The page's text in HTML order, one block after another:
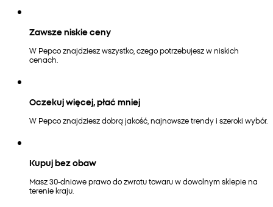
Zawsze niskie ceny
W Pepco znajdziesz wszystko, czego potrzebujesz w niskich
cenach.
Oczekuj więcej, płać mniej
W Pepco znajdziesz dobrą jakość, najnowsze trendy i szeroki wybór.
Kupuj bez obaw
Masz 30-dniowe prawo do zwrotu towaru w dowolnym sklepie na
terenie kraju.